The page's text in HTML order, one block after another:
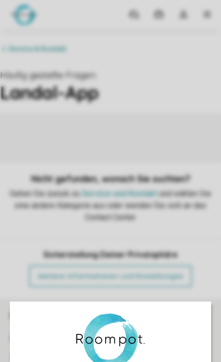
Reiseziele
Meine
Dropdown-
Sicherstellung Deiner Privatsphäre
Weitere Informationen und Einstellungen
Sicher und schnell zur Online-Buchung
SSL-Verschlüsselung
Sichere Datenübertragung